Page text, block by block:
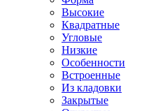
Высокие
Квадратные
Угловые
Низкие
Особенности
Встроенные
Из кладовки
Закрытые